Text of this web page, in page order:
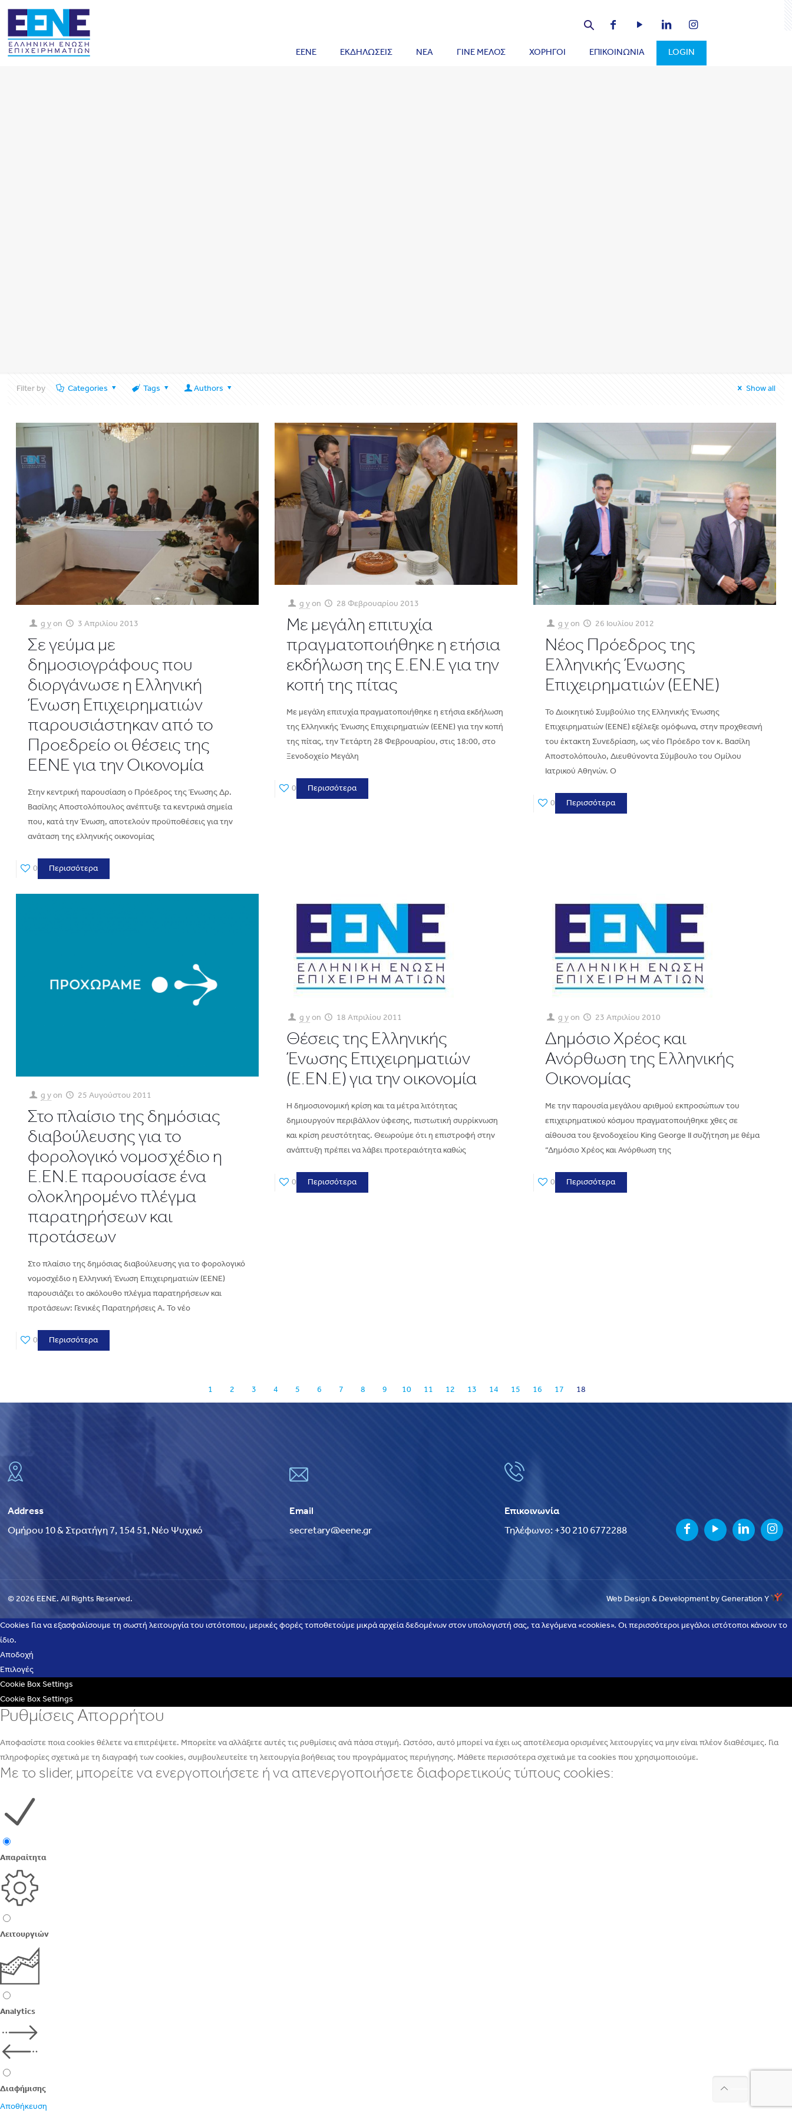
ΕΕΝΕ ΕΚΔΗΛΩΣΕΙΣ ΝΕΑ ΓΙΝΕ ΜΕΛΟΣ ΧΟΡΗΓΟΙ ΕΠΙΚΟΙΝΩΝΙΑ LOGIN
Filter by Categories Tags Authors Show all
g y on 3 Απριλίου 2013
Σε γεύμα με
δημοσιογράφους που
διοργάνωσε η Ελληνική
Ένωση Επιχειρηματιών
παρουσιάστηκαν από το
Προεδρείο οι θέσεις της
ΕΕΝΕ για την Οικονομία
Στην κεντρική παρουσίαση ο Πρόεδρος της Ένωσης Δρ.
Βασίλης Αποστολόπουλος ανέπτυξε τα κεντρικά σημεία
που, κατά την Ένωση, αποτελούν προϋποθέσεις για την
ανάταση της ελληνικής οικονομίας
0 Περισσότερα
g y on 28 Φεβρουαρίου 2013
Με μεγάλη επιτυχία
πραγματοποιήθηκε η ετήσια
εκδήλωση της Ε.ΕΝ.Ε για την
κοπή της πίτας
Με μεγάλη επιτυχία πραγματοποιήθηκε η ετήσια εκδήλωση
της Ελληνικής Ένωσης Επιχειρηματιών (ΕΕΝΕ) για την κοπή
της πίτας, την Tετάρτη 28 Φεβρουαρίου, στις 18:00, στο
Ξενοδοχείο Μεγάλη
0 Περισσότερα
g y on 26 Ιουλίου 2012
Νέος Πρόεδρος της
Ελληνικής Ένωσης
Επιχειρηματιών (ΕΕΝΕ)
Το Διοικητικό Συμβούλιο της Ελληνικής Ένωσης
Επιχειρηματιών (ΕΕΝΕ) εξέλεξε ομόφωνα, στην προχθεσινή
του έκτακτη Συνεδρίαση, ως νέο Πρόεδρο τον κ. Βασίλη
Αποστολόπουλο, Διευθύνοντα Σύμβουλο του Ομίλου
Ιατρικού Αθηνών. Ο
0 Περισσότερα
g y on 25 Αυγούστου 2011
Στο πλαίσιο της δημόσιας
διαβούλευσης για το
φορολογικό νομοσχέδιο η
Ε.ΕΝ.Ε παρουσίασε ένα
ολοκληρομένο πλέγμα
παρατηρήσεων και
προτάσεων
Στο πλαίσιο της δημόσιας διαβούλευσης για το φορολογικό
νομοσχέδιο η Ελληνική Ένωση Επιχειρηματιών (ΕΕΝΕ)
παρουσιάζει το ακόλουθο πλέγμα παρατηρήσεων και
προτάσεων: Γενικές Παρατηρήσεις Α. Το νέο
0 Περισσότερα
g y on 18 Απριλίου 2011
Θέσεις της Ελληνικής
Ένωσης Επιχειρηματιών
(Ε.ΕΝ.Ε) για την οικονομία
Η δημοσιονομική κρίση και τα μέτρα λιτότητας
δημιουργούν περιβάλλον ύφεσης, πιστωτική συρρίκνωση
και κρίση ρευστότητας. Θεωρούμε ότι η επιστροφή στην
ανάπτυξη πρέπει να λάβει προτεραιότητα καθώς
0 Περισσότερα
g y on 23 Απριλίου 2010
Δημόσιο Χρέος και
Ανόρθωση της Ελληνικής
Οικονομίας
Με την παρουσία μεγάλου αριθμού εκπροσώπων του
επιχειρηματικού κόσμου πραγματοποιήθηκε χθες σε
αίθουσα του ξενοδοχείου King George II συζήτηση με θέμα
“Δημόσιο Χρέος και Ανόρθωση της
0 Περισσότερα
1 2 3 4 5 6 7 8 9 10 11 12 13 14 15 16 17 18
Address
Ομήρου 10 & Στρατήγη 7, 154 51, Νέο Ψυχικό
Email
secretary@eene.gr
Επικοινωνία
Τηλέφωνο: +30 210 6772288
© 2026 EENE. All Rights Reserved. Web Design & Development by Generation Y
Cookies Για να εξασφαλίσουμε τη σωστή λειτουργία του ιστότοπου, μερικές φορές τοποθετούμε μικρά αρχεία δεδομένων στον υπολογιστή σας, τα λεγόμενα «cookies». Οι περισσότεροι μεγάλοι ιστότοποι κάνουν το
ίδιο.
Αποδοχή
Επιλογές
Cookie Box Settings
Cookie Box Settings
Ρυθμίσεις Απορρήτου
Αποφασίστε ποια cookies θέλετε να επιτρέψετε. Μπορείτε να αλλάξετε αυτές τις ρυθμίσεις ανά πάσα στιγμή. Ωστόσο, αυτό μπορεί να έχει ως αποτέλεσμα ορισμένες λειτουργίες να μην είναι πλέον διαθέσιμες. Για
πληροφορίες σχετικά με τη διαγραφή των cookies, συμβουλευτείτε τη λειτουργία βοήθειας του προγράμματος περιήγησης. Μάθετε περισσότερα σχετικά με τα cookies που χρησιμοποιούμε.
Με το slider, μπορείτε να ενεργοποιήσετε ή να απενεργοποιήσετε διαφορετικούς τύπους cookies:
Απαραίτητα
Λειτουργιών
Analytics
Διαφήμισης
Αποθήκευση